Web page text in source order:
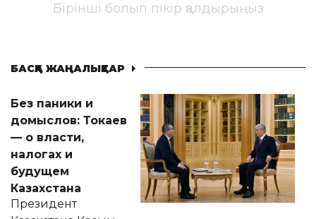
Бірінші болып пікір қалдырыңыз
БАСҚА ЖАҢАЛЫҚТАР
Без паники и
домыслов: Токаев
— о власти,
налогах и
будущем
Казахстана
Президент